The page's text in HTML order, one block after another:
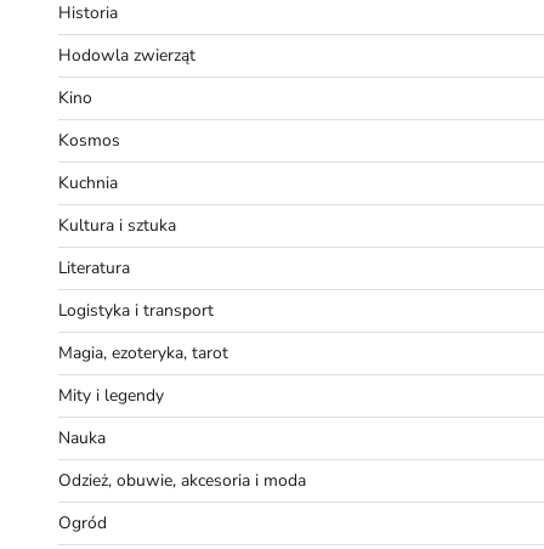
Historia
Hodowla zwierząt
Kino
Kosmos
Kuchnia
Kultura i sztuka
Literatura
Logistyka i transport
Magia, ezoteryka, tarot
Mity i legendy
Nauka
Odzież, obuwie, akcesoria i moda
Ogród